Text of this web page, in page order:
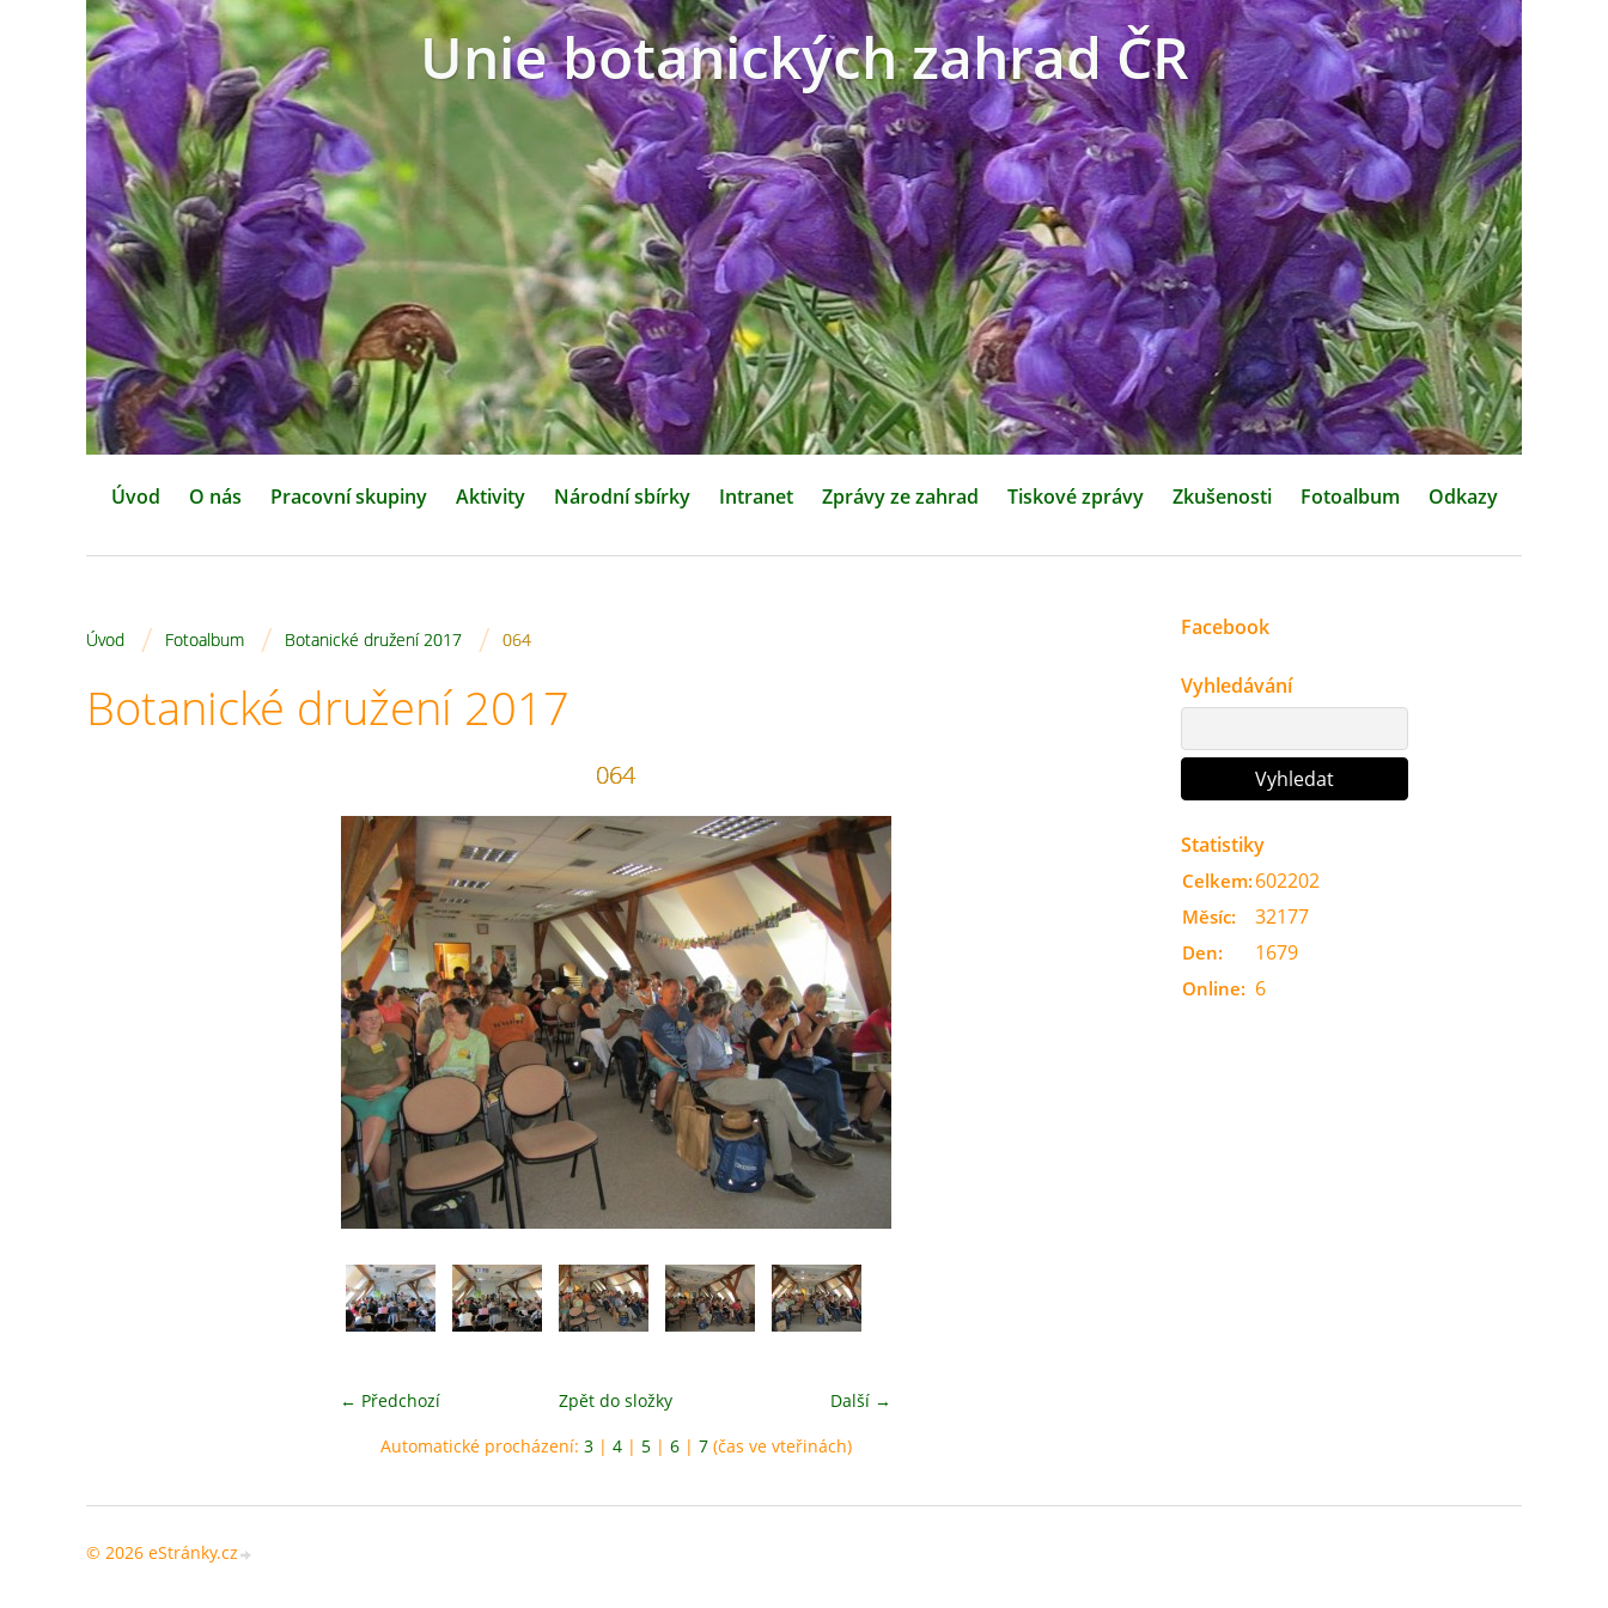
Unie botanických zahrad ČR
Úvod O nás Pracovní skupiny Aktivity Národní sbírky Intranet Zprávy ze zahrad Tiskové zprávy Zkušenosti Fotoalbum Odkazy
Úvod / Fotoalbum / Botanické družení 2017 / 064
Botanické družení 2017
064
← Předchozí Další →
Zpět do složky
Automatické procházení: 3| 4| 5| 6| 7(čas ve vteřinách)
Facebook
Vyhledávání
Statistiky
Online: 6
Celkem: 602202
Měsíc: 32177
Den: 1679
© 2026 eStránky.cz